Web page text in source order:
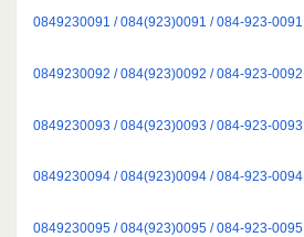
0849230091 / 084(923)0091 / 084-923-0091
0849230092 / 084(923)0092 / 084-923-0092
0849230093 / 084(923)0093 / 084-923-0093
0849230094 / 084(923)0094 / 084-923-0094
0849230095 / 084(923)0095 / 084-923-0095